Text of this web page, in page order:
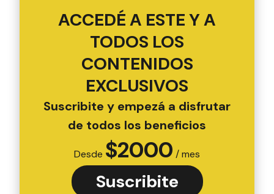
ACCEDÉ A ESTE Y A
TODOS LOS
CONTENIDOS
EXCLUSIVOS
Suscribite y empezá a disfrutar
de todos los beneficios
Desde $2000 / mes
Suscribite